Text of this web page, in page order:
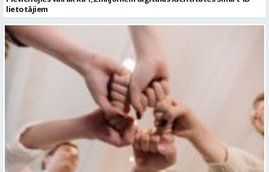
Ko darīt ar kolēģiem vasarā, 10 aktīvas idejas komandas saliedēšanas
pasākumam